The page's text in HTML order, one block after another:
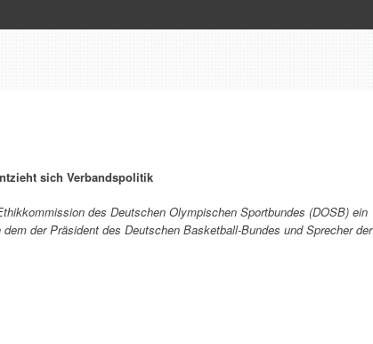
sich Verbandspolitik
des Deutschen Olympischen Sportbundes (DOSB) ein
der Präsident des Deutschen Basketball-Bundes und Sprecher der